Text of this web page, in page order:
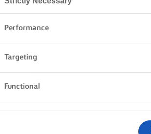
Home
Breek de eieren, weeg de
Met zijn frisse citroensiroop en
lekker. Fris, zacht en absoluut
METHODE
Performance
Targeting
Functional